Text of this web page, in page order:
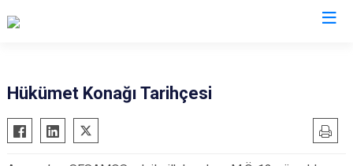
Amasra
Kurucaşile
Hükümet Konağı Tarihçesi